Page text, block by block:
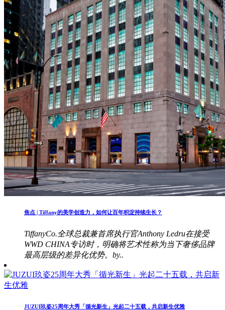
焦点 | Tiffany的美学创造力，如何让百年积淀持续生长？
TiffanyCo.全球总裁兼首席执行官Anthony Ledru在接受
WWD CHINA专访时，明确将艺术性称为当下奢侈品牌
最高层级的差异化优势。by..
JUZUI玖姿25周年大秀「循光新生」光起二十五载，共启新生优雅